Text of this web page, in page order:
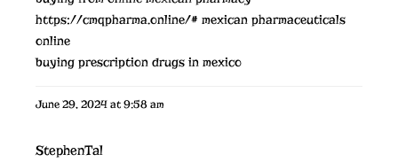
https://cmqpharma.online/# mexican pharmaceuticals
online
buying prescription drugs in mexico
June 29, 2024 at 9:58 am
StephenTal